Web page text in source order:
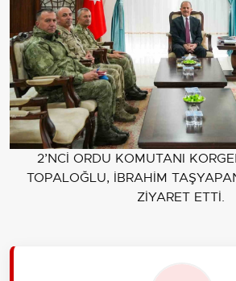
2’NCİ ORDU KOMUTANI
TOPALOĞLU, İBRAHİM
ZİYARET ETTİ.